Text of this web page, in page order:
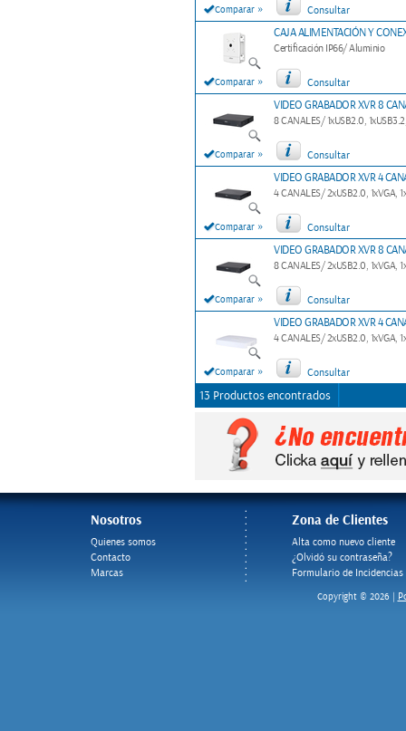
Comparar » Consultar
Comparar »
CAJA ALIMENTACIÓN Y
Certificación IP66/ Aluminio
Consultar
Comparar »
VIDEO GRABADOR XVR 8
8 CANALES/ 1xUSB2.0,
Consultar
Comparar »
VIDEO GRABADOR XVR 4
4 CANALES/ 2xUSB2.0, 1xVGA,
Consultar
Comparar »
VIDEO GRABADOR XVR 8
8 CANALES/ 2xUSB2.0, 1xVGA,
Consultar
Comparar »
VIDEO GRABADOR XVR 4
4 CANALES/ 2xUSB2.0, 1xVGA,
Consultar
13 Productos encontrados
Nosotros
Quienes somos
Contacto
Marcas
Zona de Clientes
Alta como nuevo cliente
¿Olvidó su contraseña?
Formulario de Incidencias
Copyright © 2026 |